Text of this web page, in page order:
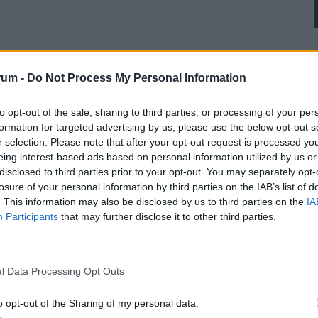
- Do Not Process My Personal Information
opt-out of the sale, sharing to third parties, or processing of your
for targeted advertising by us, please use the below opt-out
selection. Please note that after your opt-out request is processed
interest-based ads based on personal information utilized by us
to third parties prior to your opt-out. You may separately
of your personal information by third parties on the IAB’s list of
This information may also be disclosed by us to third parties on the
Participants that may further disclose it to other third parties.
Data Processing Opt Outs
opt-out of the Sharing of my personal data.
teljesítmény és a jövőbeli ígéret. A vállalat
alapú Connectivity szegmens a
60%-át, ráadásul kifejezetten magas, 7
t termel – és amely nélkül a SpaceX
tevékenység, bár technológiai szempontból
egyelőre jóval kisebb súlyt képvisel.
üzletág. A vállalat óriási összegeket
a ide áramlott, miközben a bevétel ennek
épít, nem a jelenlegi profitabilitásra. Ez
tekinthető stabil, bevételt termelő